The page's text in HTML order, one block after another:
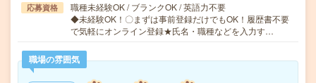
応募資格
職種未経験OK / ブランクOK / 英語力不要
◆未経験OK！〇まずは事前登録だけでもOK！履歴書不要
で気軽にオンライン登録★氏名・職種などを入力す…
職場の雰囲気